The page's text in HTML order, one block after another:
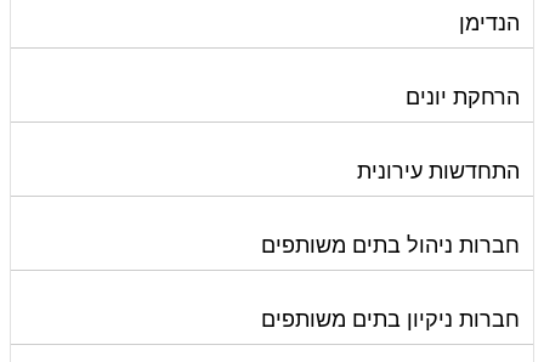
הנדימן
הרחקת יונים
התחדשות עירונית
חברות ניהול בתים משותפים
חברות ניקיון בתים משותפים